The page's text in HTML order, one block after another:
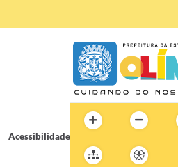
Acessibilidade